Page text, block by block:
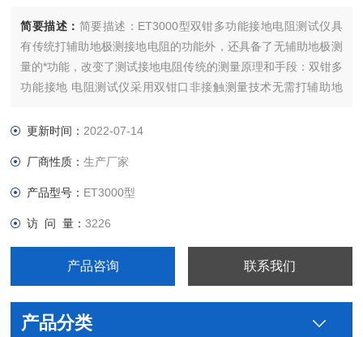
简要描述： 简要描述：ET3000型双钳多功能接地电阻测试仪具
有传统打辅助地极测接地电阻的功能外，还具备了无辅助地极测
量的*功能，改变了测试接地电阻传统的测量原理和手段：双钳多
功能接地 电阻测试仪采用双钳口非接触测量技术无需打辅助地
系统、干扰性强等条件下，可以采用打辅助地极的测量方式进行
更新时间： 2022-07-14
厂商性质：生产厂家
产品型号： ET3000型
访 问 量：3226
产品咨询 联系我们
产品分类